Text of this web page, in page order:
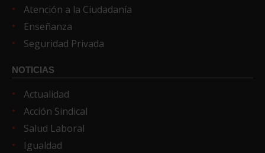
Atención a la Ciudadanía
Enseñanza
Seguridad Privada
NOTICIAS
Actualidad
Acción Sindical
Salud Laboral
Igualdad